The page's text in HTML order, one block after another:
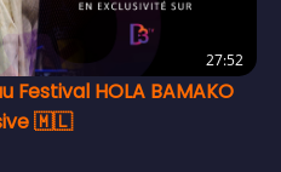
27:52
Festival HOLA BAMAKO
🇲🇱